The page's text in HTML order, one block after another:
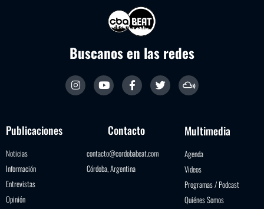
Buscanos en las redes
Publicaciones
Noticias
Información
Entrevistas
Opinión
Contacto
contacto@cordobabeat.com
Córdoba, Argentina
Multimedia
Agenda
Videos
Programas / Podcast
Quiénes Somos